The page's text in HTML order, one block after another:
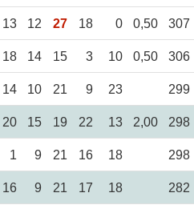
13 12 27 18 0 0,50 307
18 14 15 3 10 0,50 306
14 10 21 9 23 299
20 15 19 22 13 2,00 298
1 9 21 16 18 298
16 9 21 17 18 282